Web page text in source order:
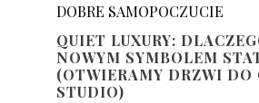
DOBRE SAMOPOCZUCIE
QUIET LUXURY:
NOWYM SYMBOLEM
(OTWIERAMY DRZWI DO
STUDIO)